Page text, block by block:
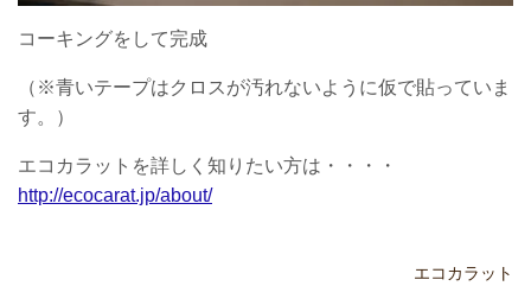
コーキングをして完成
（※青いテープはクロスが汚れないように仮で貼っていま
す。）
エコカラットを詳しく知りたい方は・・・・
http://ecocarat.jp/about/
エコカラット